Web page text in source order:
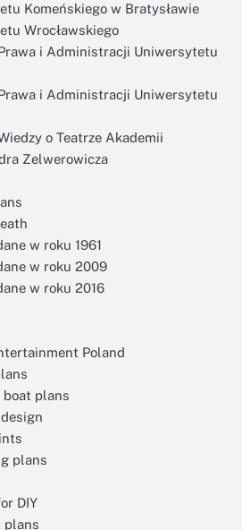
Komeńskiego w Bratysławie
Wrocławskiego
i Administracji Uniwersytetu
i Administracji Uniwersytetu
o Teatrze Akademii
Zelwerowicza
w roku 1961
w roku 2009
w roku 2016
Poland
plans
plans
DIY
plans